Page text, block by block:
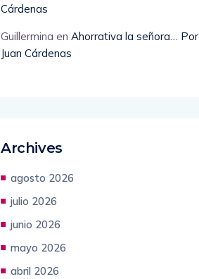
Cárdenas
Guillermina en Ahorrativa la señora… Por
Juan Cárdenas
Archives
agosto 2026
julio 2026
junio 2026
mayo 2026
abril 2026